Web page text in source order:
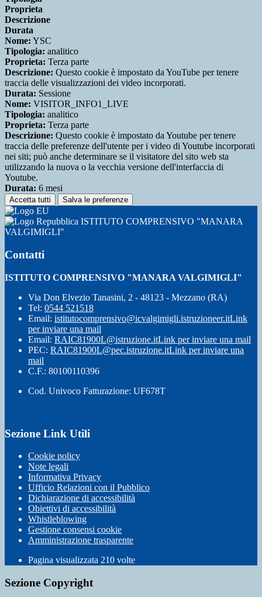
Proprieta
Descrizione
Durata
Nome: YSC
Tipologia: analitico
Proprieta: Terza parte
Descrizione: Questo cookie è impostato da YouTube per tenere
traccia delle visualizzazioni dei video incorporati.
Durata: Sessione
Nome: VISITOR_INFO1_LIVE
Tipologia: analitico
Proprieta: Terza parte
Descrizione: Questo cookie è impostato da Youtube per tenere
traccia delle preferenze dell'utente per i video di Youtube incorporati
nei siti; può anche determinare se il visitatore del sito web sta
utilizzando la nuova o la vecchia versione dell'interfaccia di
Youtube.
Durata: 6 mesi
Accetta tutti Salva le preferenze
ISTITUTO COMPRENSIVO "MANARA
VALGIMIGLI"
Contatti
ISTITUTO COMPRENSIVO "MANARA VALGIMIGLI"
Via Don Elvezio Tanasini, 2 - 48123 - Mezzano (RA)
Tel: 0544 521518
Email: istitutocomprensivo@icvalgimigli.istruzioneer.itLink
per inviare una mail
Email: RAIC81900L@istruzione.itLink per inviare una mail
PEC: RAIC81900L@pec.istruzione.itLink per inviare una
mail
C.F.: 80100110396
Cod. Univoco Fatturazione: UF678T
Sezione Link Utili
Cookie policy
Note legali
Informativa Privacy
Ufficio Relazioni con il Pubblico
Dichiarazione di accessibilità
Obiettivi di accessibilità
Whistleblowing
Gestione consensi cookie
Amministrazione trasparente
Pagina visualizzata 210 volte
Sezione Copyright